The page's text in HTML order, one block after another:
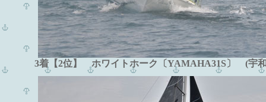
3着【2位】 ホワイトホーク〔YAMAHA31S〕 (宇